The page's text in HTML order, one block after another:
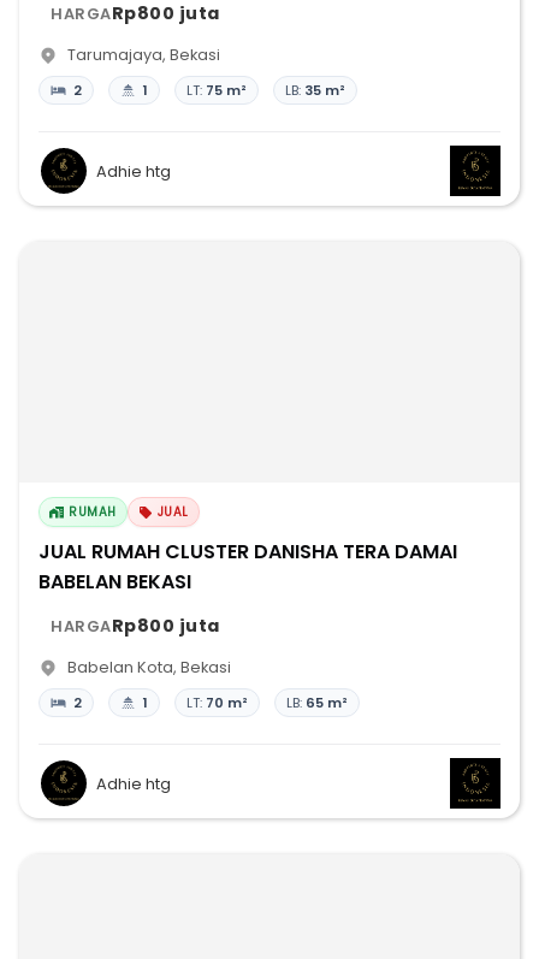
HARGARp800 juta
Tarumajaya, Bekasi
2 1 LT: 75 m² LB: 35 m²
Adhie htg
RUMAH JUAL
JUAL RUMAH CLUSTER DANISHA TERA DAMAI
BABELAN BEKASI
HARGARp800 juta
Babelan Kota, Bekasi
2 1 LT: 70 m² LB: 65 m²
Adhie htg